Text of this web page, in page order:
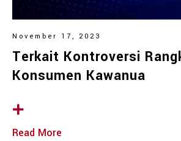
November 17, 2023
Terkait Kontroversi
Konsumen Kawanua
Read More